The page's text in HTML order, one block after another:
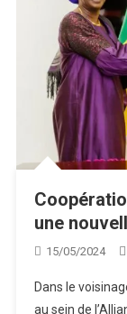
une
15/05/2024
Dans le
au sein de